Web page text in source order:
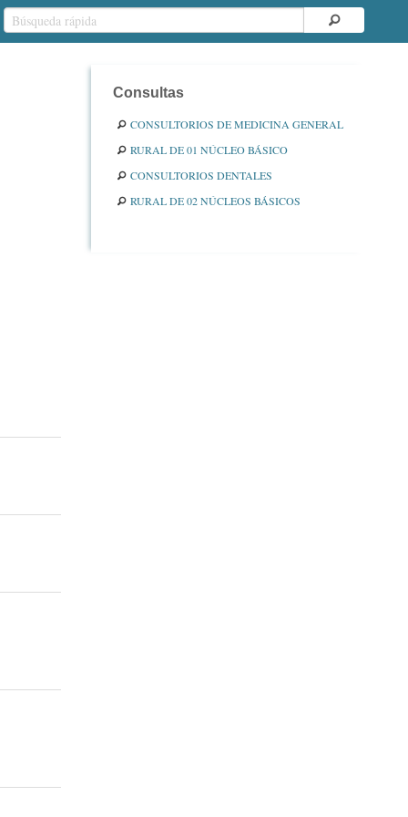
Consultas
CONSULTORIOS DE MEDICINA GENERAL
RURAL DE 01 NÚCLEO BÁSICO
CONSULTORIOS DENTALES
RURAL DE 02 NÚCLEOS BÁSICOS